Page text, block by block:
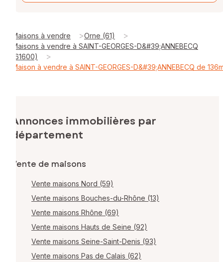
Maisons à vendre >Orne (61) >
Maisons à vendre à SAINT-GEORGES-D&#39;ANNEBECQ
(61600)
>
Maison à vendre à SAINT-GEORGES-D&#39;ANNEBECQ de
Annonces immobilières par
département
Vente de maisons
Vente maisons Nord (59)
Vente maisons Bouches-du-Rhône (13)
Vente maisons Rhône (69)
Vente maisons Hauts de Seine (92)
Vente maisons Seine-Saint-Denis (93)
Vente maisons Pas de Calais (62)